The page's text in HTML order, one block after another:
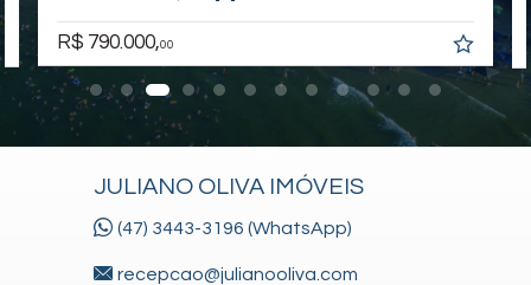
R$ 790.000,00
JULIANO OLIVA IMÓVEIS
(47) 3443-3196 (WhatsApp)
recepcao@julianooliva.com